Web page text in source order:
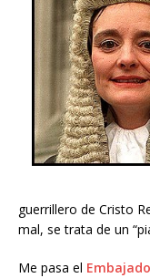
guerrillero de Cristo
mal, se trata de un
Me pasa el